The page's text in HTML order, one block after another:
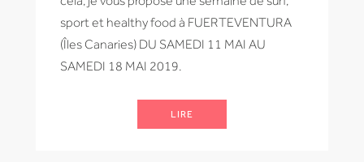
sport et healthy food à FUERTEVENTURA
(Îles Canaries) DU SAMEDI 11 MAI AU
SAMEDI 18 MAI 2019.
LIRE